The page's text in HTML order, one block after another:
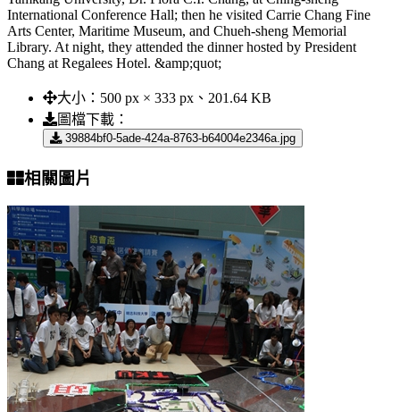
International Conference Hall; then he visited Carrie Chang Fine
Arts Center, Maritime Museum, and Chueh-sheng Memorial
Library. At night, they attended the dinner hosted by President
Chang at Regalees Hotel. &amp;quot;
大小： 500 px × 333 px、201.64 KB
圖檔下載：
39884bf0-5ade-424a-8763-b64004e2346a.jpg
相關圖片